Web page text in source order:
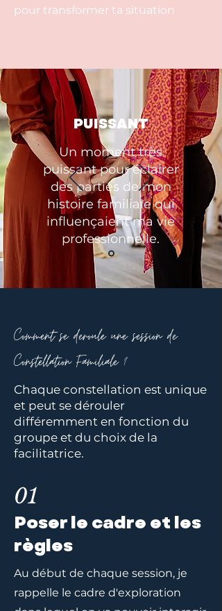
pour transformer ta situation
PUISSANT
Un moment très
puissant pour éclairer
des parties de mon
histoire familiale qui
influençaient ma vie
professionnelle.
Comment se deroule une session de
Constellation Familiale ?
Chaque constellation est unique
et peut se dérouler
différemment en fonction du
groupe et du choix de la
facilitatrice.
01
Poser le cadre et les
règles
Au début de chaque session, je
rappelle le cadre d'exploration